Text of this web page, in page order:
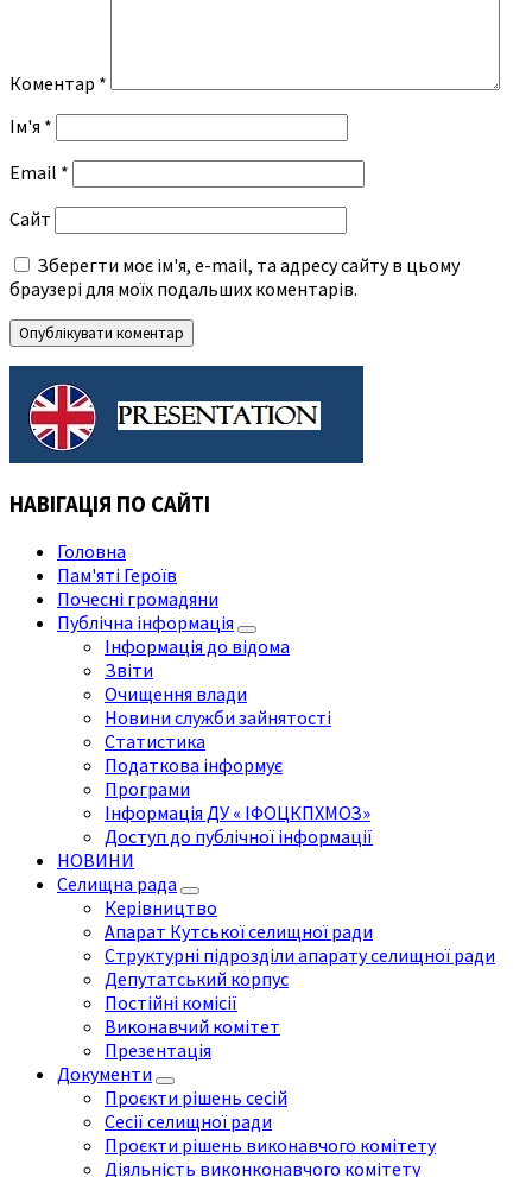
Коментар *
Ім'я *
Email *
Сайт
Зберегти моє ім'я, e-mail, та адресу сайту в цьому
браузері для моїх подальших коментарів.
НАВІГАЦІЯ ПО САЙТІ
Головна
Пам'яті Героїв
Почесні громадяни
Публічна інформація
Інформація до відома
Звіти
Очищення влади
Новини служби зайнятості
Статистика
Податкова інформує
Програми
Інформація ДУ « ІФОЦКПХМОЗ»
Доступ до публічної інформації
НОВИНИ
Селищна рада
Керівництво
Апарат Кутської селищної ради
Структурні підрозділи апарату селищної ради
Депутатський корпус
Постійні комісії
Виконавчий комітет
Презентація
Документи
Проєкти рішень сесій
Сесії селищної ради
Проєкти рішень виконавчого комітету
Діяльність виконконавчого комітету